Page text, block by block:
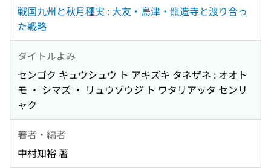
戦国九州と秋月種実 : 大友・島津・龍造寺と渡り合っ
た戦略
タイトルよみ
センゴク キュウシュウ ト アキズキ タネザネ : オオト
モ ・ シマズ ・ リュウゾウジ ト ワタリアッタ センリ
ャク
著者・編者
中村知裕 著